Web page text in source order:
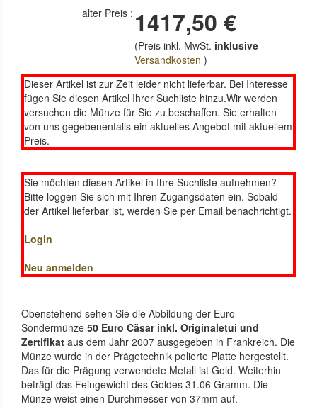
alter Preis : 1417,50 €
(Preis inkl. MwSt. inklusive
Versandkosten )
Dieser Artikel ist zur Zeit leider nicht lieferbar. Bei Interesse
fügen Sie diesen Artikel Ihrer Suchliste hinzu.Wir werden
versuchen die Münze für Sie zu beschaffen. Sie erhalten
von uns gegebenenfalls ein aktuelles Angebot mit aktuellem
Preis.
Sie möchten diesen Artikel in Ihre Suchliste aufnehmen?
Bitte loggen Sie sich mit Ihren Zugangsdaten ein. Sobald
der Artikel lieferbar ist, werden Sie per Email benachrichtigt.
Login
Neu anmelden
Obenstehend sehen Sie die Abbildung der Euro-
Sondermünze 50 Euro Cäsar inkl. Originaletui und
Zertifikat aus dem Jahr 2007 ausgegeben in Frankreich. Die
Münze wurde in der Prägetechnik polierte Platte hergestellt.
Das für die Prägung verwendete Metall ist Gold. Weiterhin
beträgt das Feingewicht des Goldes 31.06 Gramm. Die
Münze weist einen Durchmesser von 37mm auf.